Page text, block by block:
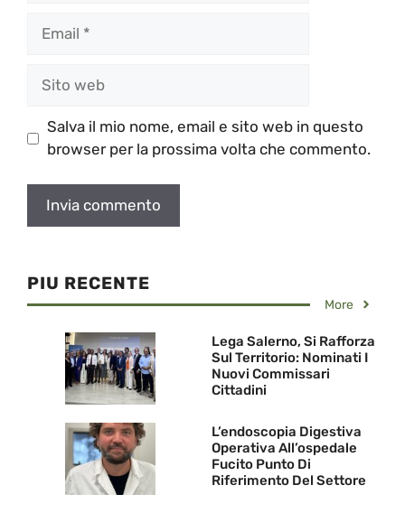
Salva il mio nome, email e sito web in questo
browser per la prossima volta che commento.
PIU RECENTE
More
Lega Salerno, Si Rafforza
Sul Territorio: Nominati I
Nuovi Commissari
Cittadini
L’endoscopia Digestiva
Operativa All’ospedale
Fucito Punto Di
Riferimento Del Settore